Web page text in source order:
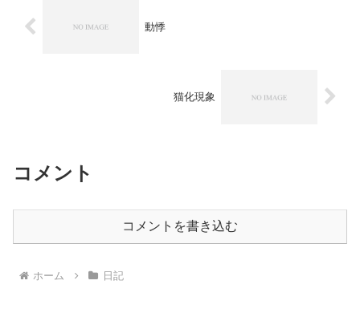
動悸
猫化現象
コメント
コメントを書き込む
ホーム 日記